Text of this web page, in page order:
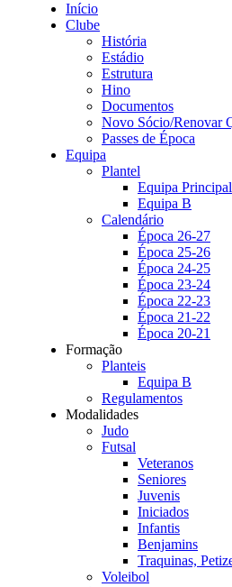
Início
Clube
História
Estádio
Estrutura
Hino
Documentos
Novo Sócio/Renovar
Passes de Época
Equipa
Plantel
Equipa Principal
Equipa B
Calendário
Época 26-27
Época 25-26
Época 24-25
Época 23-24
Época 22-23
Época 21-22
Época 20-21
Formação
Planteis
Equipa B
Regulamentos
Modalidades
Judo
Futsal
Veteranos
Seniores
Juvenis
Iniciados
Infantis
Benjamins
Traquinas,
Voleibol